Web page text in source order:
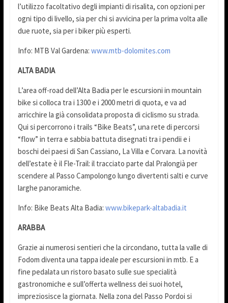
l’utilizzo facoltativo degli impianti di risalita, con opzioni per
ogni tipo di livello, sia per chi si avvicina per la prima volta alle
due ruote, sia per i biker più esperti.
Info: MTB Val Gardena: www.mtb-dolomites.com
ALTA BADIA
L’area off-road dell’Alta Badia per le escursioni in mountain
bike si colloca tra i 1300 e i 2000 metri di quota, e va ad
arricchire la già consolidata proposta di ciclismo su strada.
Qui si percorrono i trails “Bike Beats”, una rete di percorsi
“flow” in terra e sabbia battuta disegnati tra i pendii e i
boschi dei paesi di San Cassiano, La Villa e Corvara. La novità
dell’estate è il Fle-Trail: il tracciato parte dal Pralongià per
scendere al Passo Campolongo lungo divertenti salti e curve
larghe panoramiche.
Info: Bike Beats Alta Badia: www.bikepark-altabadia.it
ARABBA
Grazie ai numerosi sentieri che la circondano, tutta la valle di
Fodom diventa una tappa ideale per escursioni in mtb. E a
fine pedalata un ristoro basato sulle sue specialità
gastronomiche e sull’offerta wellness dei suoi hotel,
impreziosisce la giornata. Nella zona del Passo Pordoi si